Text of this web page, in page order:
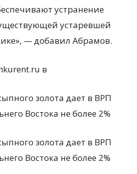
устранение
устаревшей
— добавил Абрамов.
в